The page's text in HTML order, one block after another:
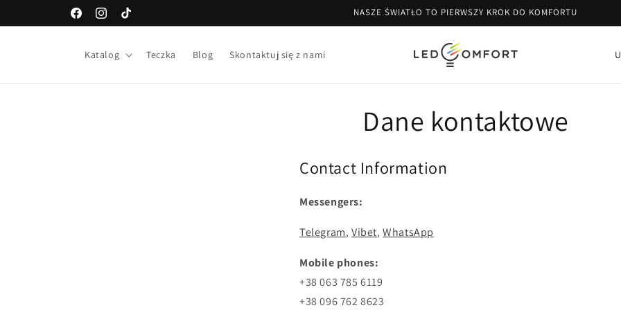
FacebookInstagram
TikTok
NASZE ŚWIATŁO TO PIERWSZY KROK DO KOMFORTU
Katalog Teczka Blog Skontaktuj się z nami
K
Dane kontaktowe
Contact Information
Messengers:
Telegram, Vibet, WhatsApp
Mobile phones:
+38 063 785 6119
+38 096 762 8623